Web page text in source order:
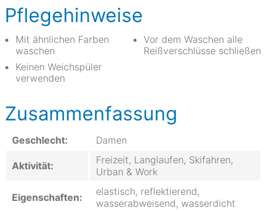
Pflegehinweise
Mit ähnlichen Farben
waschen
Keinen Weichspüler
verwenden
Vor dem Waschen alle
Reißverschlüsse schließen
Zusammenfassung
Geschlecht: Damen
Aktivität:
Freizeit, Langlaufen, Skifahren,
Urban & Work
Eigenschaften:
elastisch, reflektierend,
wasserabweisend, wasserdicht